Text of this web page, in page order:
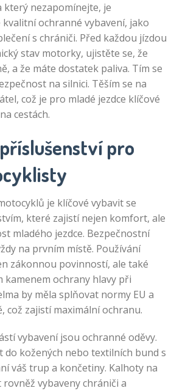
který nezapomínejte, je
ochranné vybavení, jako
s chrániči. Před každou jízdou
stav motorky, ujistěte se, že
a že máte dostatek paliva. Tím se
na silnici. Těším se na
což je pro mladé jezdce klíčové
cestách.
pro
je klíčové vybavit se
které zajistí nejen komfort, ale
mladého jezdce. Bezpečnostní
na prvním místě. Používání
zákonnou povinností, ale také
kamenem ochrany hlavy při
by měla splňovat normy EU a
což zajistí maximální ochranu.
vybavení jsou ochranné oděvy.
do kožených nebo textilních bund s
váš trup a končetiny. Kalhoty na
vybaveny chrániči a